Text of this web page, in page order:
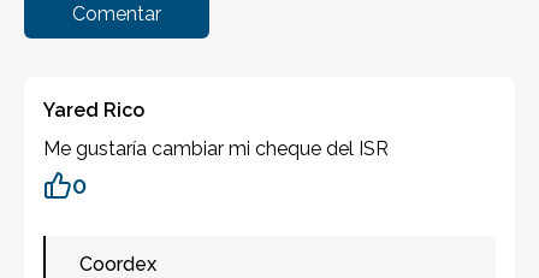
Comentar
Yared Rico
Me gustaría cambiar mi cheque del ISR
0
Coordex